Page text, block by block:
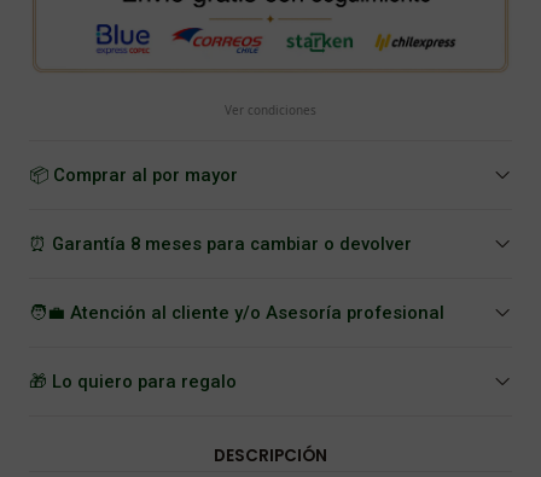
Ver condiciones
📦 Comprar al por mayor
⏰ Garantía 8 meses para cambiar o devolver
🧑‍💼 Atención al cliente y/o Asesoría profesional
🎁 Lo quiero para regalo
DESCRIPCIÓN